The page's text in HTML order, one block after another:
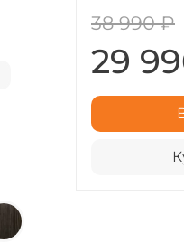
38 990 ₽
29